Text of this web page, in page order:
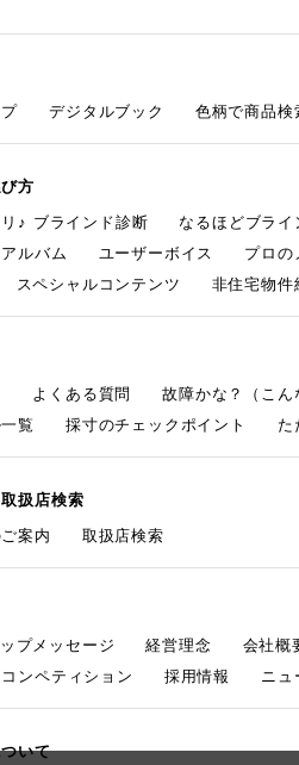
デジタルブック 色柄で商品検
方
♪ ブラインド診断
なるほどブライ
ルバム
ユーザーボイス プロの
スペシャルコンテンツ 非住宅物件
よくある質問 故障かな？（こん
覧
採寸のチェックポイント た
扱店検索
案内
取扱店検索
ップメッセージ 経営理念 会社概
ンペティション
採用情報 ニュ
いて